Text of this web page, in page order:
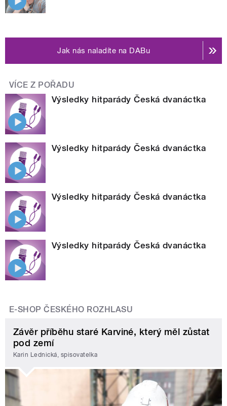
Jak nás naladíte na DABu
VÍCE Z POŘADU
Výsledky hitparády Česká dvanáctka
Výsledky hitparády Česká dvanáctka
Výsledky hitparády Česká dvanáctka
Výsledky hitparády Česká dvanáctka
E-SHOP ČESKÉHO ROZHLASU
Závěr příběhu staré Karviné, který měl zůstat
pod zemí
Karin Lednická, spisovatelka